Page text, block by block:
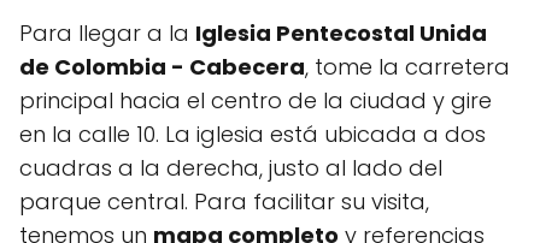
Para llegar a la Iglesia Pentecostal Unida
de Colombia - Cabecera, tome la carretera
principal hacia el centro de la ciudad y gire
en la calle 10. La iglesia está ubicada a dos
cuadras a la derecha, justo al lado del
parque central. Para facilitar su visita,
tenemos un mapa completo y referencias